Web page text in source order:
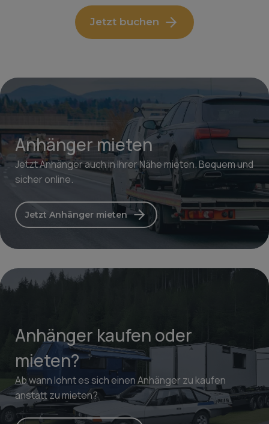
Jetzt buchen
Anhänger mieten
Jetzt Anhänger auch in Ihrer Nähe mieten. Bequem und
sicher online.
Jetzt Anhänger mieten
Anhänger kaufen oder
mieten?
Ab wann lohnt es sich einen Anhänger zu kaufen
anstatt zu mieten?